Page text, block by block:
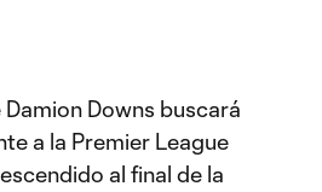
Downs buscará
a la Premier League
al final de la